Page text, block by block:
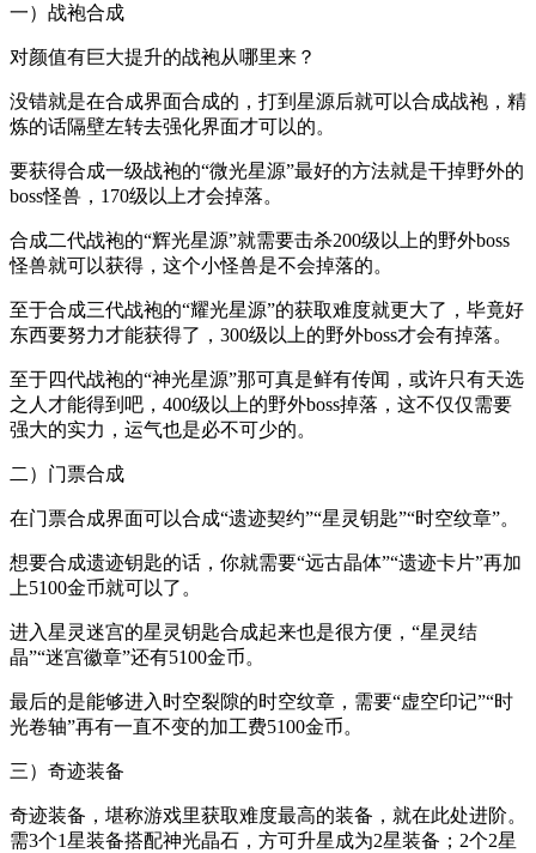
一）战袍合成
对颜值有巨大提升的战袍从哪里来？
没错就是在合成界面合成的，打到星源后就可以合成战袍，精
炼的话隔壁左转去强化界面才可以的。
要获得合成一级战袍的“微光星源”最好的方法就是干掉野外的
boss怪兽，170级以上才会掉落。
合成二代战袍的“辉光星源”就需要击杀200级以上的野外boss
怪兽就可以获得，这个小怪兽是不会掉落的。
至于合成三代战袍的“耀光星源”的获取难度就更大了，毕竟好
东西要努力才能获得了，300级以上的野外boss才会有掉落。
至于四代战袍的“神光星源”那可真是鲜有传闻，或许只有天选
之人才能得到吧，400级以上的野外boss掉落，这不仅仅需要
强大的实力，运气也是必不可少的。
二）门票合成
在门票合成界面可以合成“遗迹契约”“星灵钥匙”“时空纹章”。
想要合成遗迹钥匙的话，你就需要“远古晶体”“遗迹卡片”再加
上5100金币就可以了。
进入星灵迷宫的星灵钥匙合成起来也是很方便，“星灵结
晶”“迷宫徽章”还有5100金币。
最后的是能够进入时空裂隙的时空纹章，需要“虚空印记”“时
光卷轴”再有一直不变的加工费5100金币。
三）奇迹装备
奇迹装备，堪称游戏里获取难度最高的装备，就在此处进阶。
需3个1星装备搭配神光晶石，方可升星成为2星装备；2个2星